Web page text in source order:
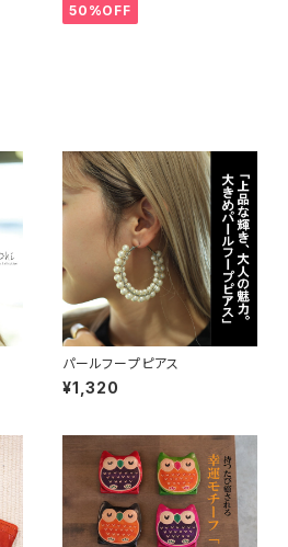
50%OFF
パールフープピアス
¥1,320